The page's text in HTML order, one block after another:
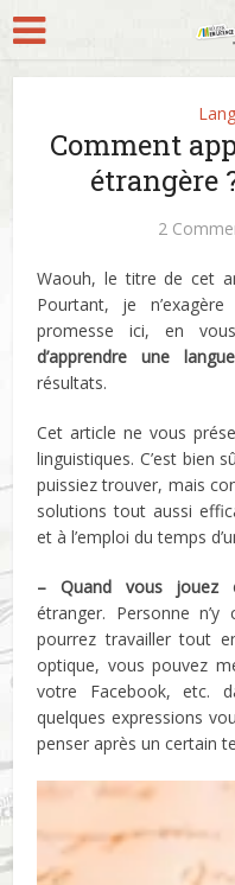
Comment
étrangère
2
Waouh, le titre de cet
Pourtant, je
promesse ici, en
d’apprendre une
résultats.
Cet article ne vous
linguistiques. C’est bien
puissiez trouver, mais
solutions tout aussi
et à l’emploi du temps
– Quand vous jouez
étranger. Personne
pourrez travailler tout
optique, vous pouvez
votre Facebook, etc.
quelques expressions
penser après un certain